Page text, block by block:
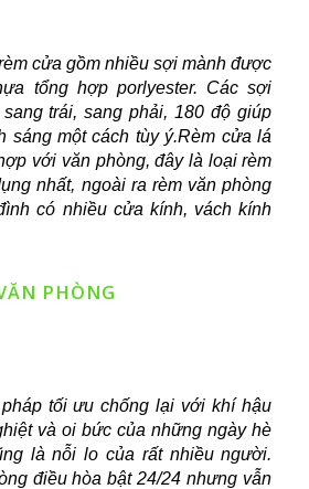
cửa gồm nhiều sợi mành được
tổng hợp porlyester. Các sợi
trái, sang phải, 180 độ giúp
sáng một cách tùy ý.Rèm cửa lá
với văn phòng, đây là loại rèm
nhất, ngoài ra rèm văn phòng
có nhiều cửa kính, vách kính
PHÒNG
tối ưu chống lại với khí hậu
và oi bức của những ngày hè
là nỗi lo của rất nhiều người.
điều hòa bật 24/24 nhưng vẫn